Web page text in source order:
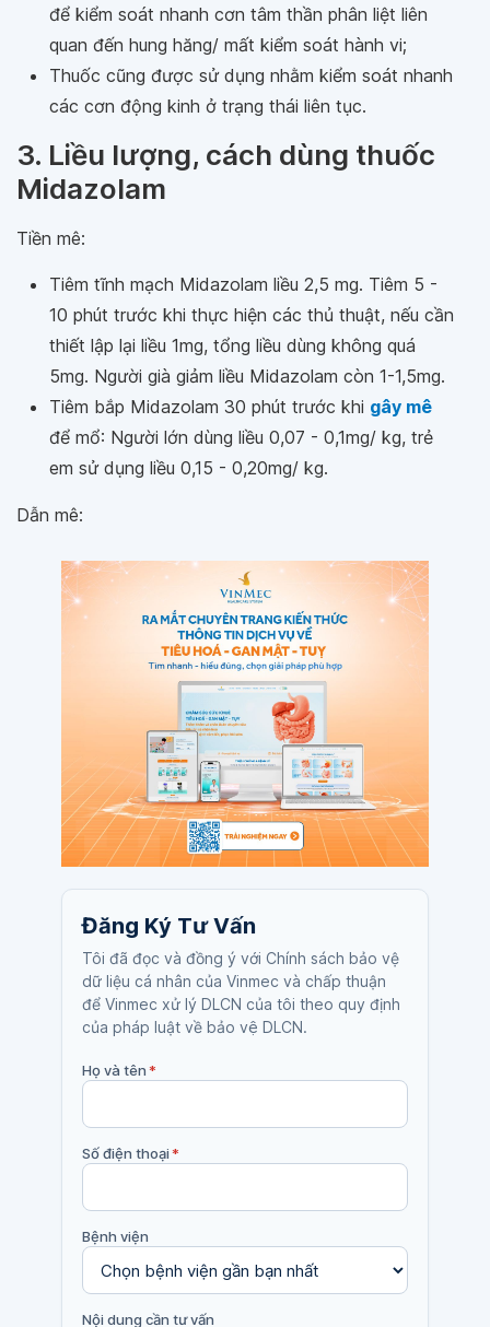
để kiểm soát nhanh cơn tâm thần phân liệt liên
quan đến hung hăng/ mất kiểm soát hành vi;
Thuốc cũng được sử dụng nhằm kiểm soát nhanh
các cơn động kinh ở trạng thái liên tục.
3. Liều lượng, cách dùng thuốc
Midazolam
Tiền mê:
Tiêm tĩnh mạch Midazolam liều 2,5 mg. Tiêm 5 -
10 phút trước khi thực hiện các thủ thuật, nếu cần
thiết lập lại liều 1mg, tổng liều dùng không quá
5mg. Người già giảm liều Midazolam còn 1-1,5mg.
Tiêm bắp Midazolam 30 phút trước khi gây mê
để mổ: Người lớn dùng liều 0,07 - 0,1mg/ kg, trẻ
em sử dụng liều 0,15 - 0,20mg/ kg.
Dẫn mê:
Đăng Ký Tư Vấn
Tôi đã đọc và đồng ý với Chính sách bảo vệ
dữ liệu cá nhân của Vinmec và chấp thuận
để Vinmec xử lý DLCN của tôi theo quy định
của pháp luật về bảo vệ DLCN.
Họ và tên*
Số điện thoại*
Bệnh viện
Nội dung cần tư vấn